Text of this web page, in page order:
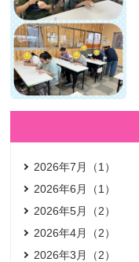
2026年7月（1）
2026年6月（1）
2026年5月（2）
2026年4月（2）
2026年3月（2）